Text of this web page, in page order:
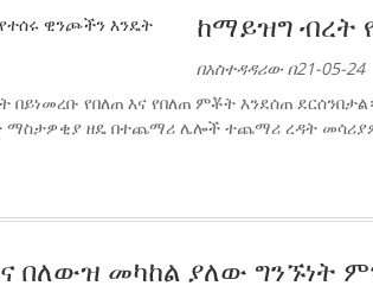
ከማይዝግ ብረት
በአስተዳዳሪው በ21-05-24
በይነመረቡ የበለጠ እና የበለጠ ምቾት እንደሰጠ
ማስታዎቂያ ዘዴ በተጨማሪ ሌሎች ተጨማሪ ረዳት
በለውዝ መካከል ያለው ግንኙነት